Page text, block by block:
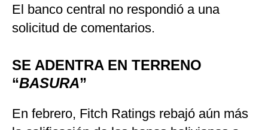
El banco central no respondió a una
solicitud de comentarios.
SE ADENTRA EN TERRENO
“BASURA”
En febrero, Fitch Ratings rebajó aún más